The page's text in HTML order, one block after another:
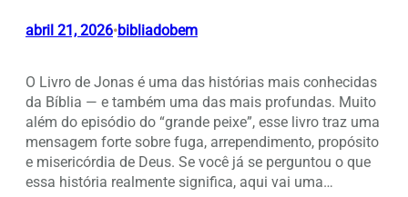
abril 21, 2026•bibliadobem
O Livro de Jonas é uma das histórias mais conhecidas
da Bíblia — e também uma das mais profundas. Muito
além do episódio do “grande peixe”, esse livro traz uma
mensagem forte sobre fuga, arrependimento, propósito
e misericórdia de Deus. Se você já se perguntou o que
essa história realmente significa, aqui vai uma…